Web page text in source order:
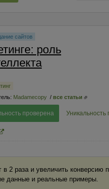
сайтов
роль
Madamecopy / все статьи
проверена Уникальность
2 раза и увеличить конверсию
данные и реальные примеры.